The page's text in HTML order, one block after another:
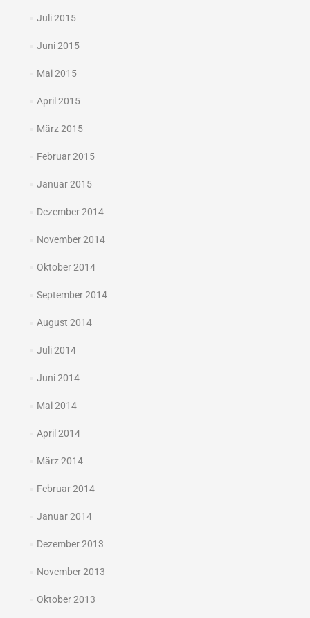
Juli 2015
Juni 2015
Mai 2015
April 2015
März 2015
Februar 2015
Januar 2015
Dezember 2014
November 2014
Oktober 2014
September 2014
August 2014
Juli 2014
Juni 2014
Mai 2014
April 2014
März 2014
Februar 2014
Januar 2014
Dezember 2013
November 2013
Oktober 2013